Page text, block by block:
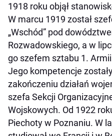
1918 roku objął
W marcu 1919 został
„Wschód” pod
Rozwadowskiego, a w
go szefem sztabu 1.
Jego kompetencje
zakończeniu działań
szefa Sekcji
Wojskowych. Od 1922
Piechoty w Poznaniu. W